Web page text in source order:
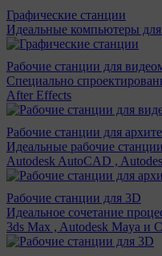
Графические станции
Идеальные компьютеры
Рабочие станции для
Специально
After Effects
Рабочие станции для
Идеальные рабочие
Autodesk AutoCAD ,
Рабочие станции для 3D
Идеальное сочетание
3ds Max , Autodesk Maya и